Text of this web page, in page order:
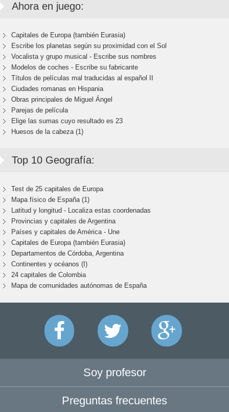
Ahora en juego:
Capitales de Europa (también Eurasia)
Escribe los planetas según su proximidad con el Sol
Vocalista y grupo musical - Escribe sus nombres
Modelos de coches - Escribe su fabricante
Títulos de películas mal traducidas al español II
Ciudades romanas en Hispania
Obras principales de Miguel Ángel
Parejas de película
Elige las sumas cuyo resultado es 23
Huesos de la cabeza (1)
Top 10 Geografía:
Test de 25 capitales de Europa
Mapa físico de España (1)
Latitud y longitud - Localiza estas coordenadas
Provincias y capitales de Argentina
Países y capitales de América - Une
Capitales de Europa (también Eurasia)
Departamentos de Córdoba, Argentina
Continentes y océanos (I)
24 capitales de Colombia
Mapa de comunidades autónomas de España
Soy profesor
Preguntas frecuentes